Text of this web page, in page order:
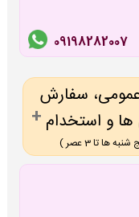
09198282007
سفارش
و استخدام